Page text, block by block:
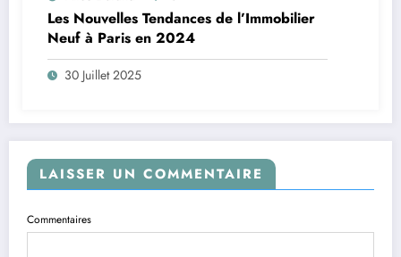
Les Nouvelles Tendances de l’Immobilier
Neuf à Paris en 2024
30 Juillet 2025
LAISSER UN COMMENTAIRE
Commentaires